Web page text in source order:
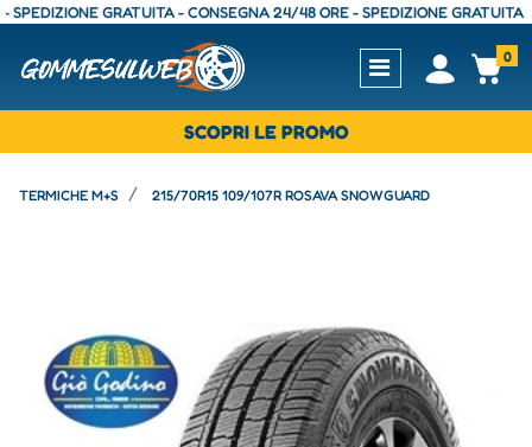
GRATUITA - CONSEGNA 24/48 ORE - SPEDIZIONE GRATUITA -
Open0
SCOPRI LE PROMO
TERMICHE M+S 215/70R15 109/107R ROSAVA SNOWGUARD